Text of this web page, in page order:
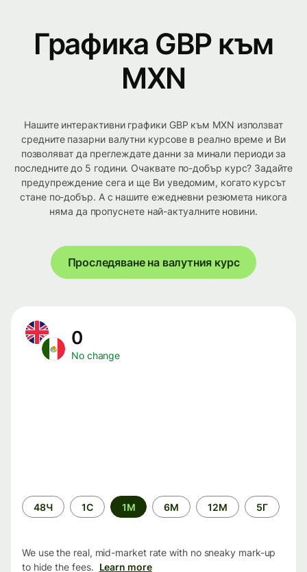
Графика GBP към
MXN
Нашите интерактивни графики GBP към MXN използват
средните пазарни валутни курсове в реално време и Ви
позволяват да преглеждате данни за минали периоди за
последните до 5 години. Очаквате по-добър курс? Задайте
предупреждение сега и ще Ви уведомим, когато курсът
стане по-добър. А с нашите ежедневни резюмета никога
няма да пропуснете най-актуалните новини.
Проследяване на валутния курс
0
No change
Time
period
48Ч 1С 1М 6М 12М 5Г
We use the real, mid-market rate with no sneaky mark-up
to hide the fees. Learn more